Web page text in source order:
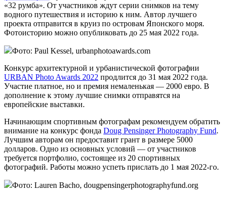
«32 румба». От участников ждут серии снимков на тему
водного путешествия и историю к ним. Автор лучшего
проекта отправится в круиз по островам Японского моря.
Фотоисторию можно опубликовать до 25 мая 2022 года.
Фото: Paul Kessel, urbanphotoawards.com
Конкурс архитектурной и урбанистической фотографии
URBAN Photo Awards 2022 продлится до 31 мая 2022 года.
Участие платное, но и премия немаленькая — 2000 евро. В
дополнение к этому лучшие снимки отправятся на
европейские выставки.
Начинающим спортивным фотографам рекомендуем обратить
внимание на конкурс фонда Doug Pensinger Photography Fund.
Лучшим авторам он предоставит грант в размере 5000
долларов. Одно из основных условий — от участников
требуется портфолио, состоящее из 20 спортивных
фотографий. Работы можно успеть прислать до 1 мая 2022-го.
Фото: Lauren Bacho, dougpensingerphotographyfund.org